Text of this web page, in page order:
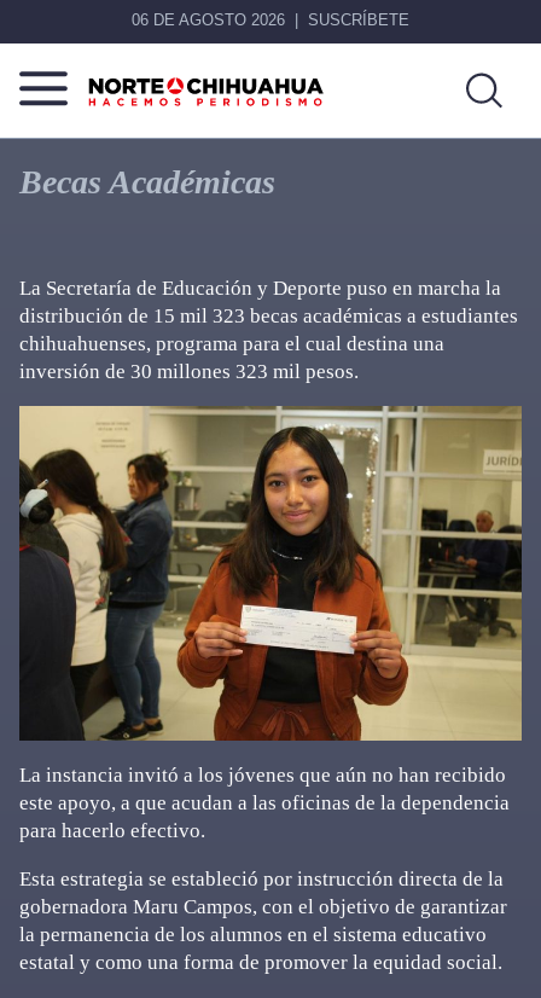
06 DE AGOSTO 2026 SUSCRÍBETE
Norte
Chihuahua
Más
que
noticias,
Becas Académicas
La Secretaría de Educación y Deporte puso en marcha la
distribución de 15 mil 323 becas académicas a estudiantes
chihuahuenses, programa para el cual destina una
inversión de 30 millones 323 mil pesos.
La instancia invitó a los jóvenes que aún no han recibido
este apoyo, a que acudan a las oficinas de la dependencia
para hacerlo efectivo.
Esta estrategia se estableció por instrucción directa de la
gobernadora Maru Campos, con el objetivo de garantizar
la permanencia de los alumnos en el sistema educativo
estatal y como una forma de promover la equidad social.